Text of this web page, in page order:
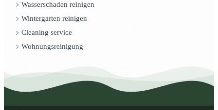
Wasserschaden reinigen
Wintergarten reinigen
Cleaning service
Wohnungsreinigung